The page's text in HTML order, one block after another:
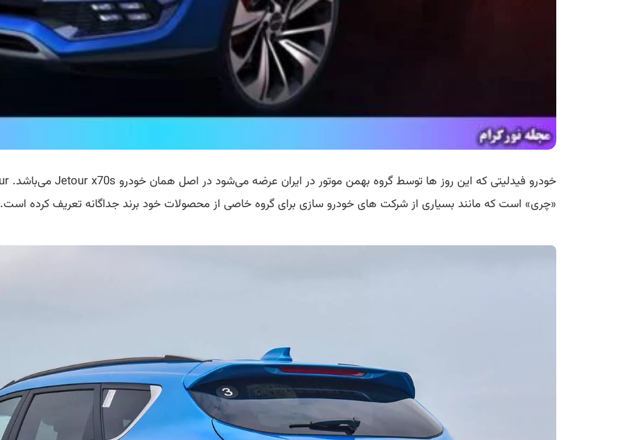
«چری» است که مانند بسیاری از شرکت های خودرو سازی برای گروه خاصی از محصولات خود برند جداگانه تعریف کرده است.